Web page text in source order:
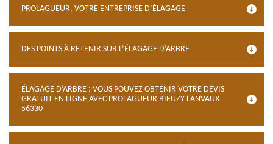
PROLAGUEUR, VOTRE ENTREPRISE D’ÉLAGAGE
DES POINTS À RETENIR SUR L’ÉLAGAGE D’ARBRE
ÉLAGAGE D’ARBRE : VOUS POUVEZ OBTENIR VOTRE DEVIS
GRATUIT EN LIGNE AVEC PROLAGUEUR BIEUZY LANVAUX
56330